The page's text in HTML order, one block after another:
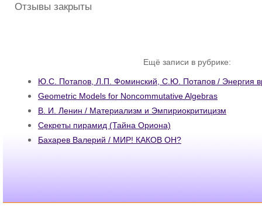
Отзывы закрыты
Ещё записи в рубрике:
Ю.С. Потапов, Л.П. Фоминский, С.Ю. Потапов / Энергия
Geometric Models for Noncommutative Algebras
В. И. Ленин / Материализм и Эмпириокритицизм
Секреты пирамид (Тайна Ориона)
Бахарев Валерий / МИР! КАКОВ ОН?